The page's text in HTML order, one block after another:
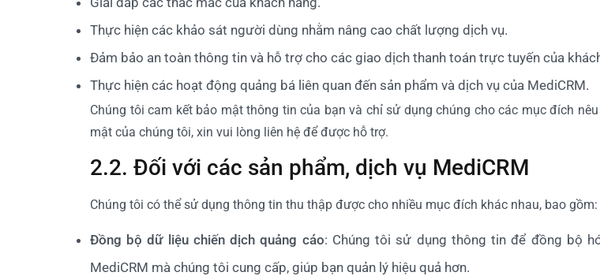
Thực hiện các khảo sát người dùng nhằm nâng cao chất lượng dịch vụ.
Đảm bảo an toàn thông tin và hỗ trợ cho các giao dịch thanh toán trực tuyến của
Thực hiện các hoạt động quảng bá liên quan đến sản phẩm và dịch vụ của MediCRM.
Chúng tôi cam kết bảo mật thông tin của bạn và chỉ sử dụng chúng cho các mục đích
mật của chúng tôi, xin vui lòng liên hệ để được hỗ trợ.
2.2. Đối với các sản phẩm, dịch vụ MediCRM
Chúng tôi có thể sử dụng thông tin thu thập được cho nhiều mục đích khác nhau, bao gồm:
Đồng bộ dữ liệu chiến dịch quảng cáo: Chúng tôi sử dụng thông tin để đồng bộ
MediCRM mà chúng tôi cung cấp, giúp bạn quản lý hiệu quả hơn.